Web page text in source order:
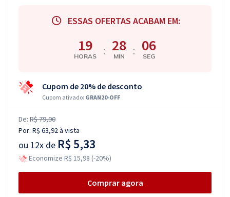
ESSAS OFERTAS ACABAM EM:
19
HORAS : 28
MIN : 06
SEG
Cupom de 20% de desconto
Cupom ativado: GRAN20-OFF
De: R$ 79,90
Por: R$ 63,92à vista
ou 12x de R$ 5,33
Economize R$ 15,98 (-20%)
Comprar agora